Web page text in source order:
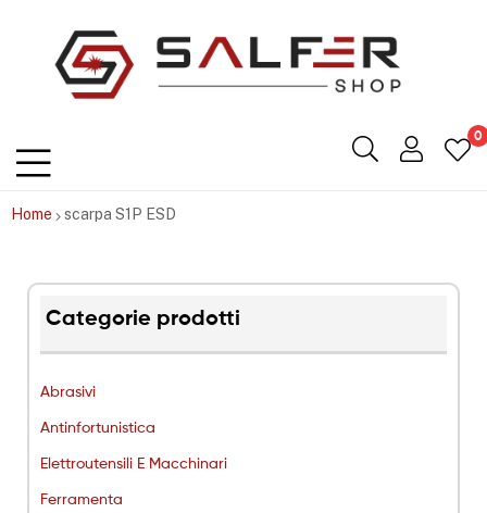
0
Home scarpa S1P ESD
Categorie prodotti
Abrasivi
Antinfortunistica
Elettroutensili E Macchinari
Ferramenta